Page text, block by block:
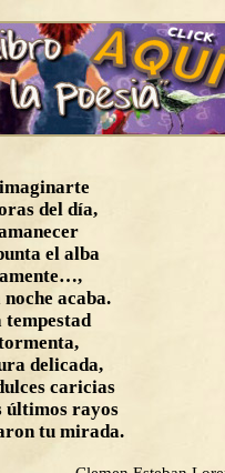
del día,
el alba
acaba.
tempestad
delicada,
caricias
últimos rayos
tu mirada.